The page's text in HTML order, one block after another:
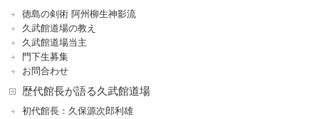
徳島の剣術 阿州柳生神影流
久武館道場の教え
久武館道場当主
門下生募集
お問合わせ
歴代館長が語る久武館道場
初代館長：久保源次郎利雄